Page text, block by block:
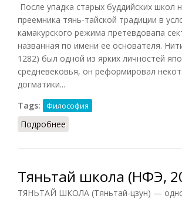
После упадка старых буддийских школ
преемника тянь-тайской традиции в
камакурского режима претевдовапа
названная по имени ее основателя.
1282) был одной из ярких личностей
средневековья, он реформировал
догматики...
Tags:
Философия
Подробнее
Тяньтай школа (НФЭ,
ТЯНЬТАЙ ШКОЛА (Тяньтай-цзун) —